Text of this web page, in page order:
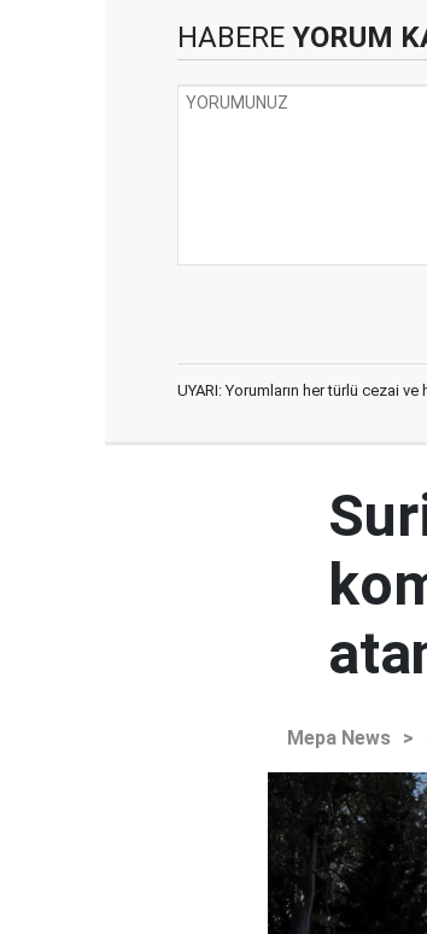
HABERE YORUM
UYARI: Yorumların her türlü cezai
Mepa News >